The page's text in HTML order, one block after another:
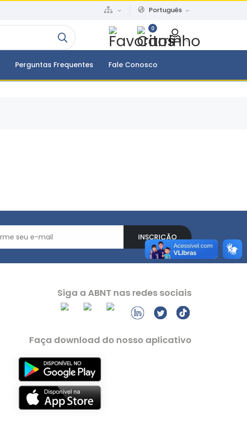
Português
0
Perguntas Frequentes Fale Conosco
INSCRIÇÃO
Siga a ABNT nas redes sociais
Faça download do nosso aplicativo